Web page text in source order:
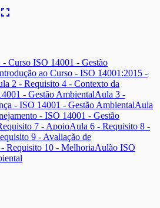
fullscreen
Curso ISO 14001 - Gestão
ao Curso - ISO 14001:2015 -
2 - Requisito 4 - Contexto da
- Gestão AmbientalAula 3 -
- ISO 14001 - Gestão AmbientalAula
- ISO 14001 - Gestão
7 - ApoioAula 6 - Requisito 8 -
9 - Avaliação de
Requisito 10 - MelhoriaAulão ISO